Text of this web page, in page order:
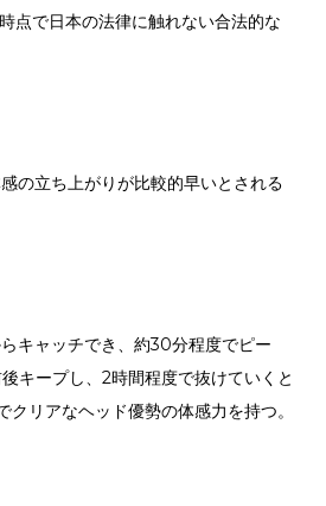
点で日本の法律に触れない合法的な
の立ち上がりが比較的早いとされる
キャッチでき、約30分程度でピー
キープし、2時間程度で抜けていくと
クリアなヘッド優勢の体感力を持つ。